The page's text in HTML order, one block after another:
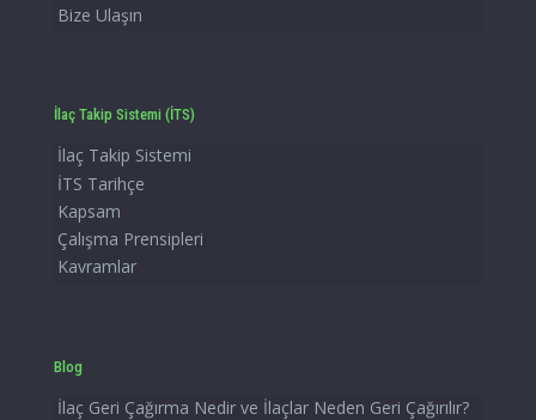
Bize Ulaşın
İlaç Takip Sistemi (İTS)
İlaç Takip Sistemi
İTS Tarihçe
Kapsam
Çalışma Prensipleri
Kavramlar
Blog
İlaç Geri Çağırma Nedir ve İlaçlar Neden Geri Çağırılır?